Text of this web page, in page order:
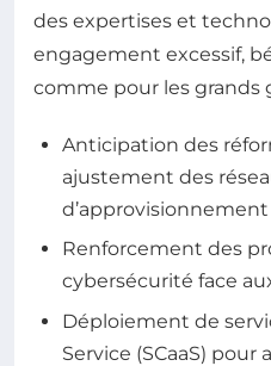
des expertises et
engagement excessif,
comme pour les grands
Anticipation des
ajustement des
d’approvisionnement
Renforcement des
cybersécurité face
Déploiement de
Service (SCaaS) pour